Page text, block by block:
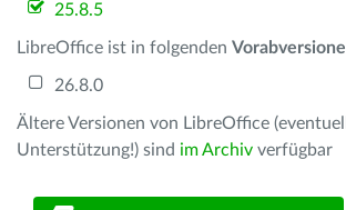
25.8.5
LibreOffice ist in folgenden
26.8.0
Ältere Versionen von LibreOffice
Unterstützung!) sind im Archiv verfügbar